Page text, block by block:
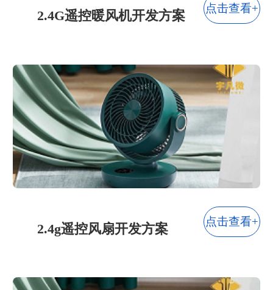
2.4G遥控暖风机开发方案 点击查看+
2.4g遥控风扇开发方案 点击查看+